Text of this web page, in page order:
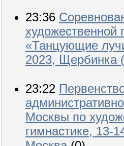
23:36
художественной
«Танцующие
2023, Щербинка
23:22
Москвы по
гимнастике, 13-